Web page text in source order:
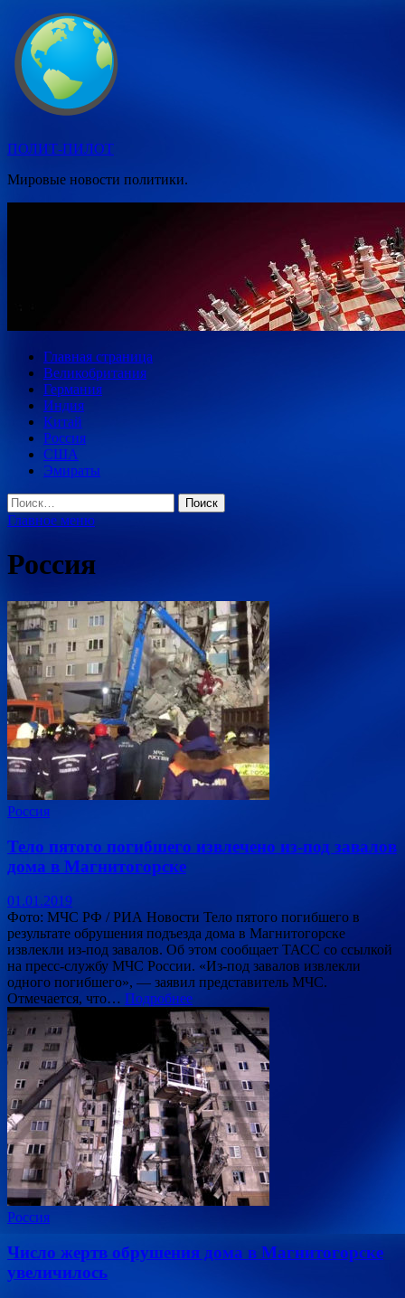
Перейти
содержимому
ПОЛИТ-ПИЛОТ
Мировые новости политики.
Главная страница
Великобритания
Германия
Индия
Китай
Россия
США
Эмираты
Найти:
Главное меню
Россия
Россия
Тело пятого погибшего извлечено из-под завалов
дома в Магнитогорске
01.01.2019
Фото: МЧС РФ / РИА Новости Тело пятого погибшего в
результате обрушения подъезда дома в Магнитогорске
извлекли из-под завалов. Об этом сообщает ТАСС со ссылкой
на пресс-службу МЧС России. «Из-под завалов извлекли
одного погибшего», — заявил представитель МЧС.
Отмечается, что… Подробнее
Россия
Число жертв обрушения дома в Магнитогорске
увеличилось